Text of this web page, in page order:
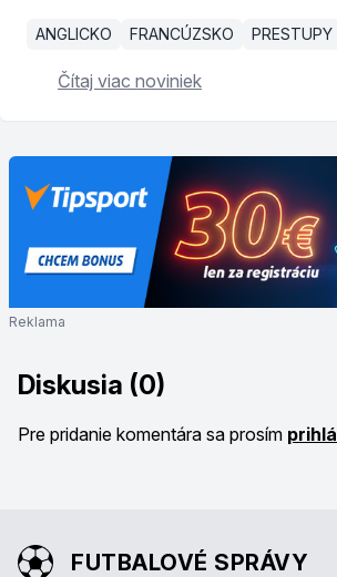
ANGLICKO FRANCÚZSKO PRESTUPY
Čítaj viac noviniek
Reklama
Diskusia (0)
Pre pridanie komentára sa prosím
FUTBALOVÉ SPRÁVY